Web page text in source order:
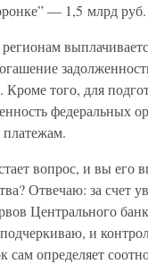
— 1,5 млрд руб.
того, для
федеральных
вопрос, и вы его
Отвечаю: за счет
Центрального
и
определяет